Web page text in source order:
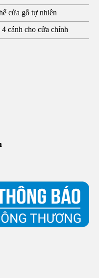
cửa gỗ tự nhiên
cánh cho cửa chính